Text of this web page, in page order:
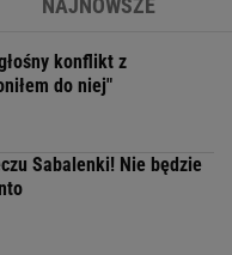
NAJNOWSZE
konflikt z
do niej"
Sabalenki! Nie będzie